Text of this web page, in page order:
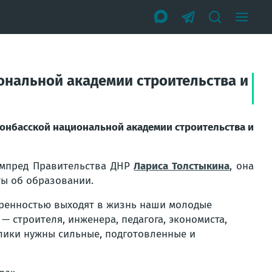
академии строительства и
национальной академии строительства и
Правительства ДНРЛариса Толстыкина, она
об образовании.
выходят в жизнь наши молодые
инженера, педагога, экономиста,
нужны сильные, подготовленные и